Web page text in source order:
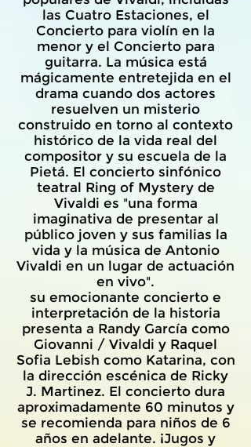
las Cuatro Estaciones, el
Concierto para violín en la
menor y el Concierto para
guitarra. La música está
mágicamente entretejida en el
drama cuando dos actores
resuelven un misterio
construido en torno al contexto
histórico de la vida real del
compositor y su escuela de la
Pietá. El concierto sinfónico
teatral Ring of Mystery de
Vivaldi es "una forma
imaginativa de presentar al
público joven y sus familias la
vida y la música de Antonio
Vivaldi en un lugar de actuación
en vivo".
su emocionante concierto e
interpretación de la historia
presenta a Randy García como
Giovanni / Vivaldi y Raquel
Sofia Lebish como Katarina, con
la dirección escénica de Ricky
J. Martinez. El concierto dura
aproximadamente 60 minutos y
se recomienda para niños de 6
años en adelante. ¡Jugos y